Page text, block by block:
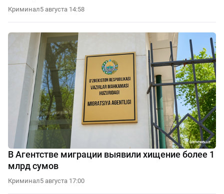
Криминал5 августа 14:58
В Агентстве миграции выявили хищение более 1
млрд сумов
Криминал5 августа 17:00